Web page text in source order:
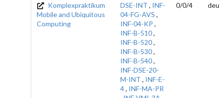
Komplexpraktikum
Mobile and Ubiquitous
Computing
DSE-INT , INF-
04-FG-AVS ,
INF-04-KP ,
INF-B-510,
INF-B-520,
INF-B-530,
INF-B-540,
INF-DSE-20-
M-INT , INF-E-
4, INF-MA-PR
0/0/4